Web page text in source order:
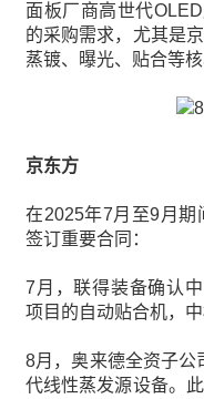
面板厂商高世代
的采购需求，尤其是
蒸镀、曝光、贴合等
京东方
在2025年7月至9月期
签订重要合同：
7月，联得装备确认
项目的自动贴合机，
8月，奥来德全资子公
代线性蒸发源设备。